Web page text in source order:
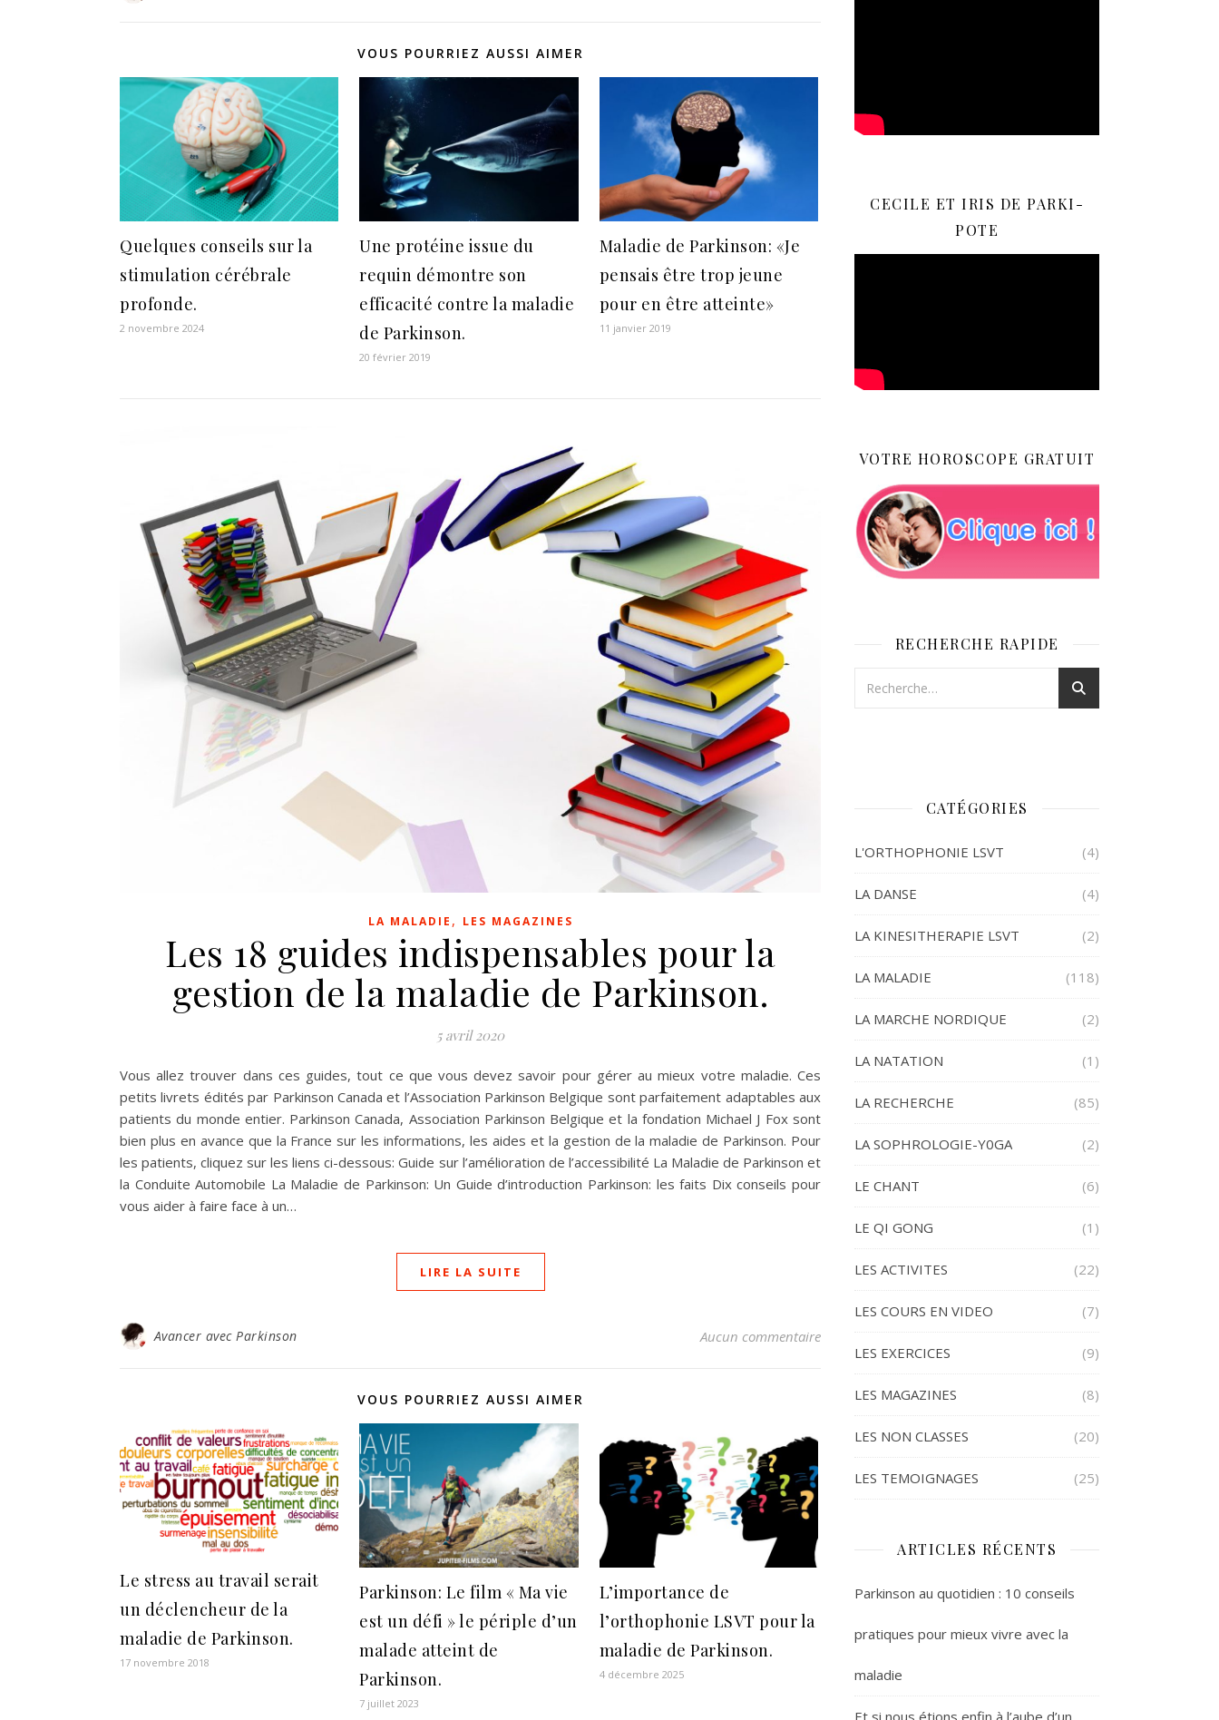
VOUS POURRIEZ AUSSI AIMER
Quelques conseils sur la
stimulation cérébrale
profonde.
2 novembre 2024
Une protéine issue du
requin démontre son
efficacité contre la maladie
de Parkinson.
20 février 2019
Maladie de Parkinson: «Je
pensais être trop jeune
pour en être atteinte»
11 janvier 2019
LA MALADIE , LES MAGAZINES
Les 18 guides indispensables pour la
gestion de la maladie de Parkinson.
5 avril 2020
Vous allez trouver dans ces guides, tout ce que vous devez savoir pour gérer au mieux votre maladie. Ces
petits livrets édités par Parkinson Canada et l’Association Parkinson Belgique sont parfaitement adaptables aux
patients du monde entier. Parkinson Canada, Association Parkinson Belgique et la fondation Michael J Fox sont
bien plus en avance que la France sur les informations, les aides et la gestion de la maladie de Parkinson. Pour
les patients, cliquez sur les liens ci-dessous: Guide sur l’amélioration de l’accessibilité La Maladie de Parkinson et
la Conduite Automobile La Maladie de Parkinson: Un Guide d’introduction Parkinson: les faits Dix conseils pour
vous aider à faire face à un…
LIRE LA SUITE
Avancer avec Parkinson Aucun commentaire
VOUS POURRIEZ AUSSI AIMER
Le stress au travail serait
un déclencheur de la
maladie de Parkinson.
17 novembre 2018
Parkinson: Le film « Ma vie
est un défi » le périple d’un
malade atteint de
Parkinson.
7 juillet 2023
L’importance de
l’orthophonie LSVT pour la
maladie de Parkinson.
4 décembre 2025
CECILE ET IRIS DE PARKI-
POTE
VOTRE HOROSCOPE GRATUIT
RECHERCHE RAPIDE
CATÉGORIES
L'ORTHOPHONIE LSVT (4)
LA DANSE (4)
LA KINESITHERAPIE LSVT (2)
LA MALADIE (118)
LA MARCHE NORDIQUE (2)
LA NATATION (1)
LA RECHERCHE (85)
LA SOPHROLOGIE-Y0GA (2)
LE CHANT (6)
LE QI GONG (1)
LES ACTIVITES (22)
LES COURS EN VIDEO (7)
LES EXERCICES (9)
LES MAGAZINES (8)
LES NON CLASSES (20)
LES TEMOIGNAGES (25)
ARTICLES RÉCENTS
Parkinson au quotidien : 10 conseils
pratiques pour mieux vivre avec la
maladie